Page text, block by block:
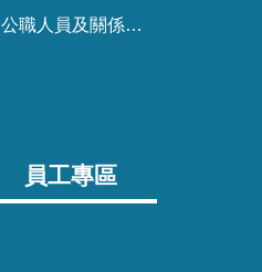
公職人員及關係人身分關係公開專區
員工專區